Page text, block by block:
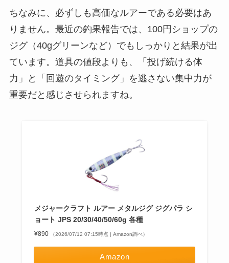
ちなみに、必ずしも高価なルアーである必要はあ
りません。最近の釣果報告では、100円ショップの
ジグ（40gグリーンなど）でもしっかりと結果が出
ています。道具の値段よりも、「投げ続ける体
力」と「回遊のタイミング」を逃さない集中力が
重要だと感じさせられますね。
メジャークラフト ルアー メタルジグ ジグパラ シ
ョート JPS 20/30/40/50/60g 各種
¥890 （2026/07/12 07:15時点 | Amazon調べ）
Amazon